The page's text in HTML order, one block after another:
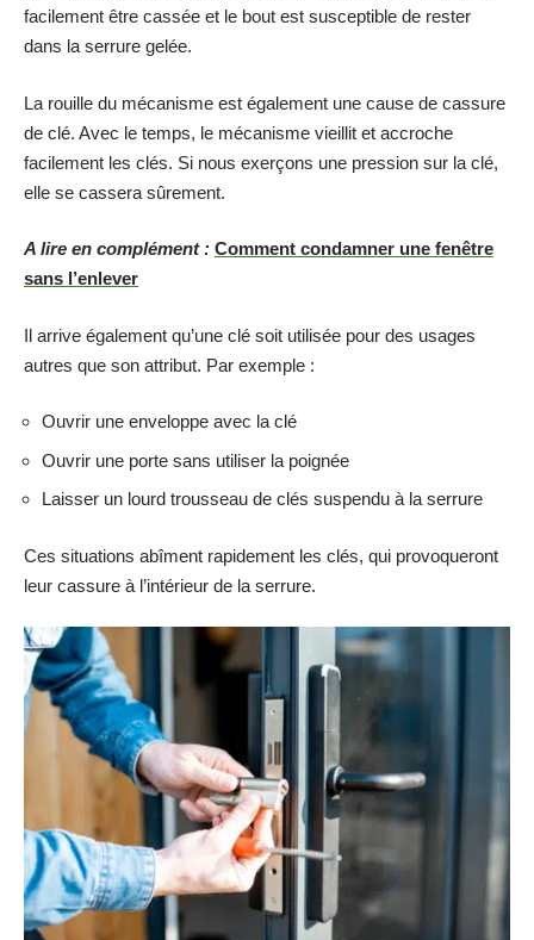
facilement être cassée et le bout est susceptible de rester
dans la serrure gelée.
La rouille du mécanisme est également une cause de cassure
de clé. Avec le temps, le mécanisme vieillit et accroche
facilement les clés. Si nous exerçons une pression sur la clé,
elle se cassera sûrement.
A lire en complément : Comment condamner une fenêtre
sans l’enlever
Il arrive également qu’une clé soit utilisée pour des usages
autres que son attribut. Par exemple :
Ouvrir une enveloppe avec la clé
Ouvrir une porte sans utiliser la poignée
Laisser un lourd trousseau de clés suspendu à la serrure
Ces situations abîment rapidement les clés, qui provoqueront
leur cassure à l’intérieur de la serrure.